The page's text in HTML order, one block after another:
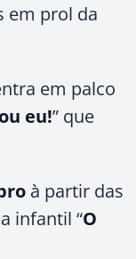
em prol da
em palco
eu!” que
à partir das
infantil “O